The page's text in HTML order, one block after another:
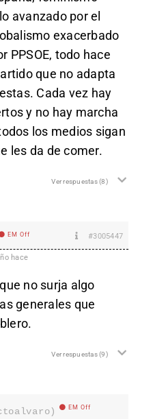
avanzado por el
exacerbado
PPSOE, todo hace
que no adapta
Cada vez hay
y no hay marcha
los medios sigan
les da de comer.
Ver respuestas(8)
EM Off #3005447
hace
no surja algo
generales que
Ver respuestas(9)
EM Off